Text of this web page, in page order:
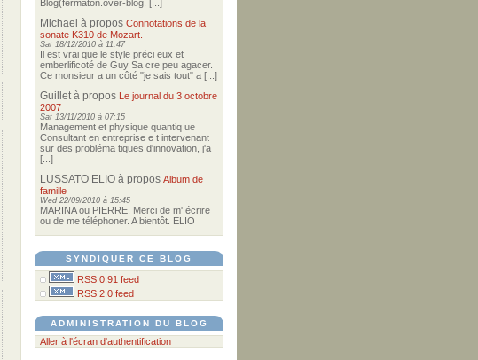
Blog(fermaton.over-blog. [...]
Michael à propos Connotations de la
sonate K310 de Mozart.
Sat 18/12/2010 à 11:47
Il est vrai que le style préci eux et
emberlificoté de Guy Sa cre peu agacer.
Ce monsieur a un côté "je sais tout" a [...]
Guilletà propos Le journal du 3 octobre
2007
Sat 13/11/2010 à 07:15
Management et physique quantiq ue
Consultant en entreprise e t intervenant
sur des probléma tiques d'innovation, j'a
[...]
LUSSATO ELIO à propos Album de
famille
Wed 22/09/2010 à 15:45
MARINA ou PIERRE. Merci de m' écrire
ou de me téléphoner. A bientôt. ELIO
SYNDIQUER CE BLOG
RSS 0.91 feed
RSS 2.0 feed
ADMINISTRATION DU BLOG
Aller à l'écran d'authentification